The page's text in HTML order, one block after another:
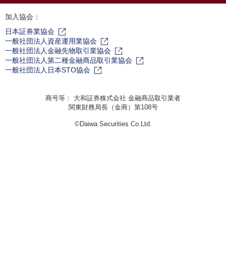
加入協会：
日本証券業協会
一般社団法人資産運用業協会
一般社団法人金融先物取引業協会
一般社団法人第二種金融商品取引業協会
一般社団法人日本STO協会
商号等： 大和証券株式会社 金融商品取引業者
関東財務局長（金商）第108号
©Daiwa Securities Co.Ltd.